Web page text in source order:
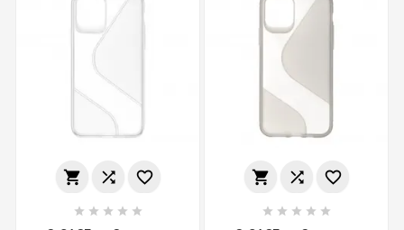
  
    
  
    